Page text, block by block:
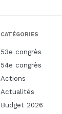
CATÉGORIES
53e congrès
54e congrès
Actions
Actualités
Budget 2026